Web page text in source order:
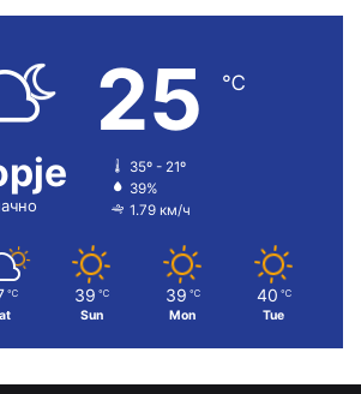
25 ℃
35º - 21º
39%
1.79 км/ч
℃ 39 ℃
Sun
39 ℃
Mon
40 ℃
Tue